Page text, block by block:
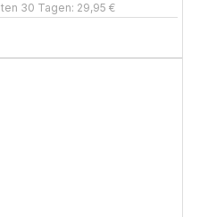
30 Tagen: 29,95 €